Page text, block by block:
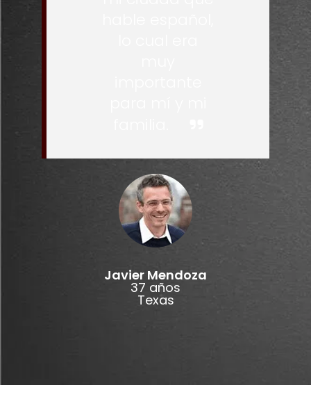
Javier Mendoza
37 años
Texas